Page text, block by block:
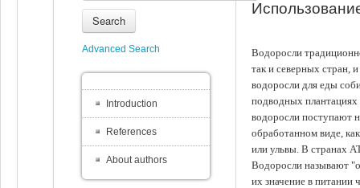
Водоросли
так и северных стран,
водоросли для еды
подводных
водоросли поступают
обработанном виде,
или ульвы. В странах
Водоросли называют
их значение в питании
Search
Advanced Search
Introduction
References
About authors